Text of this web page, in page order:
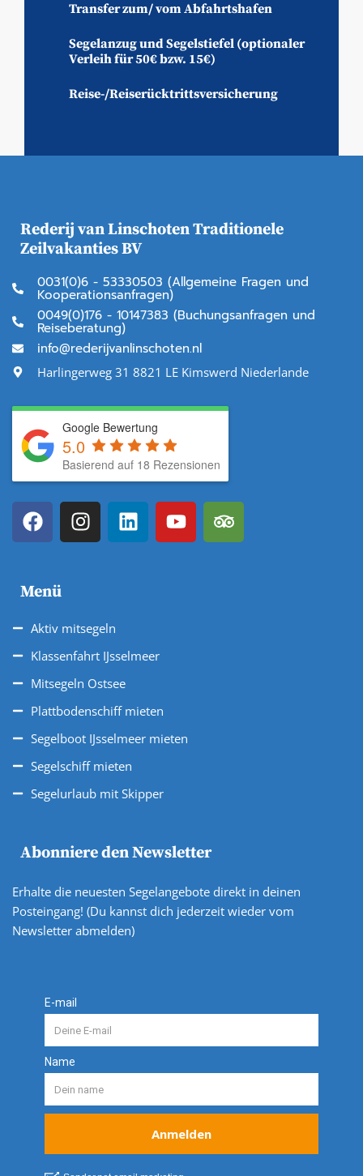
Transfer zum/ vom Abfahrtshafen
Segelanzug und Segelstiefel (optionaler
Verleih für 50€ bzw. 15€)
Reise-/Reiserücktrittsversicherung
Rederij van Linschoten Traditionele
Zeilvakanties BV
0031(0)6 - 53330503 (Allgemeine Fragen und
Kooperationsanfragen)
0049(0)176 - 10147383 (Buchungsanfragen und
Reiseberatung)
info@rederijvanlinschoten.nl
Harlingerweg 31 8821 LE Kimswerd Niederlande
Google Bewertung
5.0
Basierend auf 18 Rezensionen
Menü
Aktiv mitsegeln
Klassenfahrt IJsselmeer
Mitsegeln Ostsee
Plattbodenschiff mieten
Segelboot IJsselmeer mieten
Segelschiff mieten
Segelurlaub mit Skipper
Abonniere den Newsletter
Erhalte die neuesten Segelangebote direkt in deinen
Posteingang! (Du kannst dich jederzeit wieder vom
Newsletter abmelden)